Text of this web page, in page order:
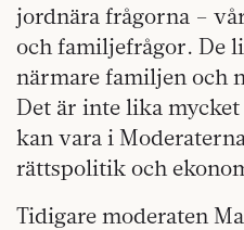
jordnära frågorna –
och familjefrågor. De
närmare familjen och
Det är inte lika
kan vara i
rättspolitik och
Tidigare moderaten